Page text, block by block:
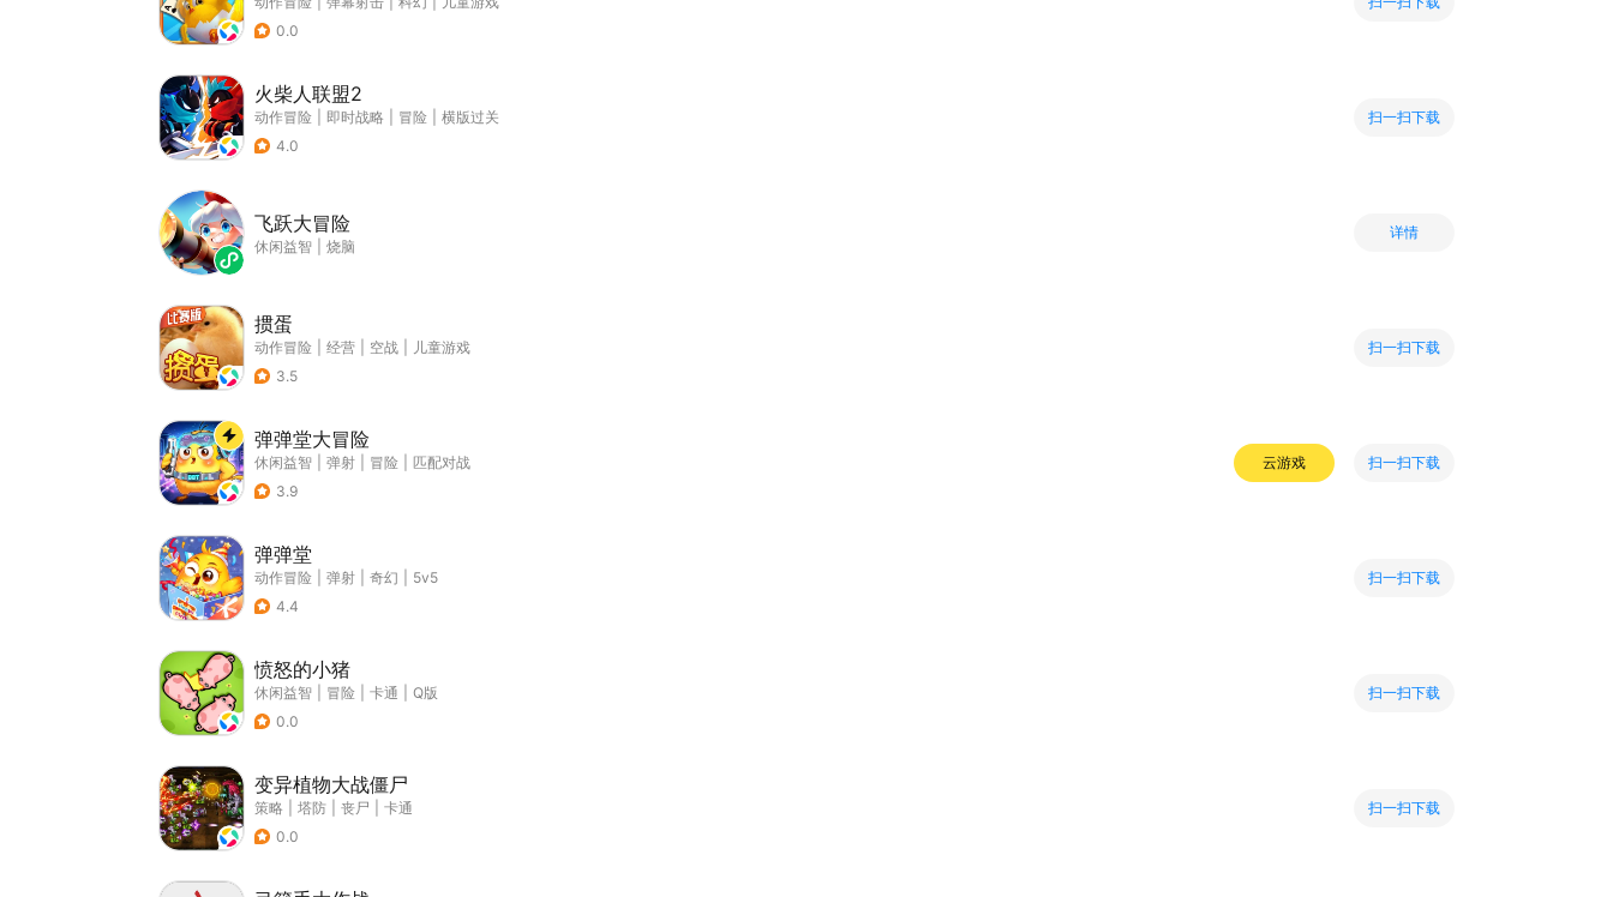
0.0
火柴人联盟2
动作冒险 即时战略 冒险
横版过关
4.0
扫一扫下载
飞跃大冒险
休闲益智 烧脑
详情
掼蛋
动作冒险 经营 空战
儿童游戏
3.5
扫一扫下载
弹弹堂大冒险
休闲益智 弹射 冒险
匹配对战
3.9
云游戏 扫一扫下载
弹弹堂
动作冒险 弹射 奇幻
5v5
4.4
扫一扫下载
愤怒的小猪
休闲益智 冒险 卡通
Q版
0.0
扫一扫下载
变异植物大战僵尸
策略 塔防 丧尸
卡通
0.0
扫一扫下载